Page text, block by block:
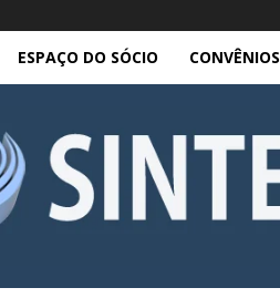
ESPAÇO DO SÓCIO CONVÊNIOS